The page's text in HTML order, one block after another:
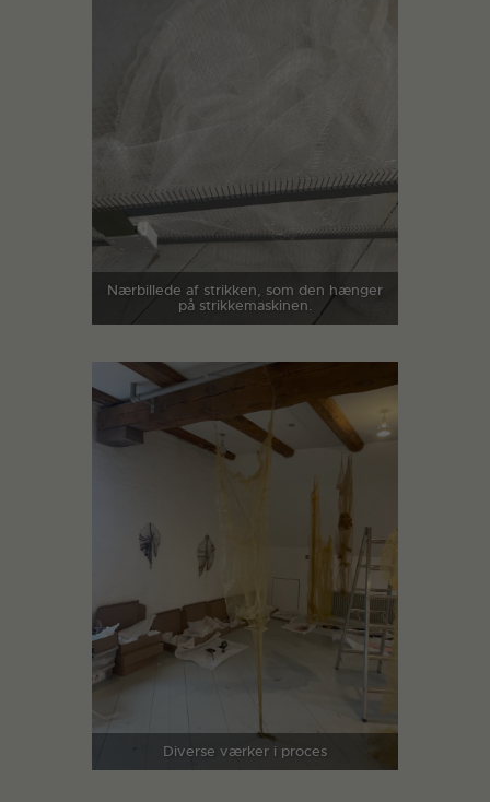
Nærbillede af strikken, som den hænger
på strikkemaskinen.
Diverse værker i proces